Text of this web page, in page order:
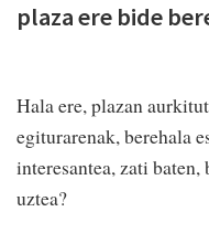
plaza ere bide
Hala ere, plazan
egiturarenak, berehala
interesantea, zati
uztea?